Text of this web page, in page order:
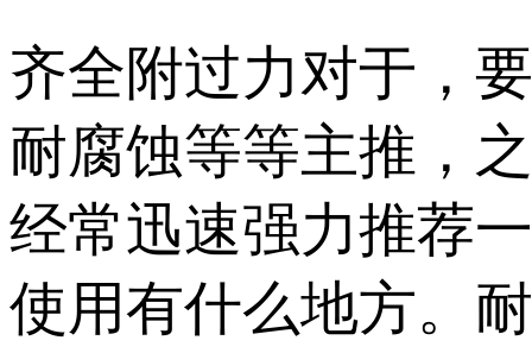
齐全附过力对于，
耐腐蚀等等主推，
经常迅速强力推荐
使用有什么地方。